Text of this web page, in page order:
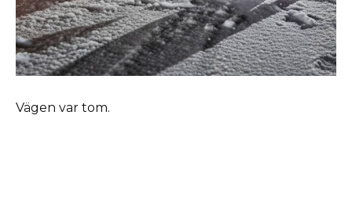
Vägen var tom.